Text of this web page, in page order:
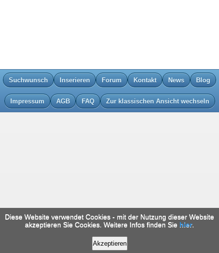
Suchwunsch Inserieren Forum Kontakt News Blog
Impressum AGB FAQ Zur klassischen Ansicht wechseln
Diese Website verwendet Cookies - mit der Nutzung dieser Website
akzeptieren Sie Cookies. Weitere Infos finden Sie hier.